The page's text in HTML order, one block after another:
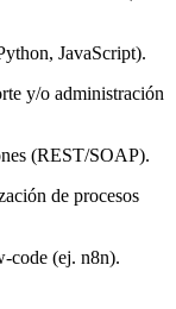
JavaScript).
y/o administración
(REST/SOAP).
de procesos
code (ej. n8n).